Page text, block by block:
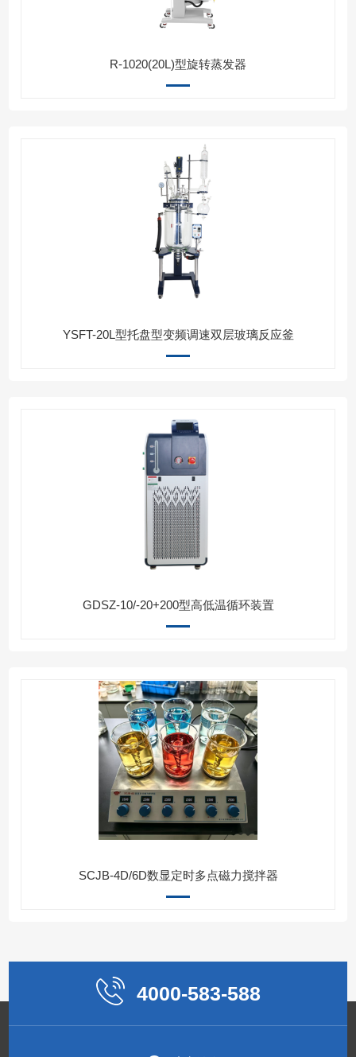
R-1020(20L)型旋转蒸发器
YSFT-20L型托盘型变频调速双层玻璃反应釜
GDSZ-10/-20+200型高低温循环装置
SCJB-4D/6D数显定时多点磁力搅拌器
4000-583-588